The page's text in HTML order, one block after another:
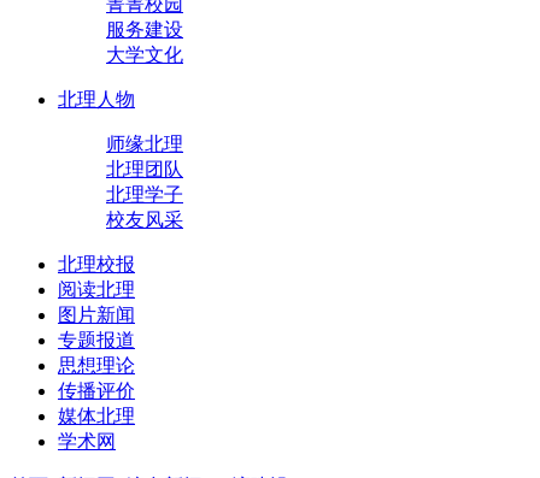
服务建设
大学文化
北理人物
师缘北理
北理团队
北理学子
校友风采
北理校报
阅读北理
图片新闻
专题报道
思想理论
传播评价
媒体北理
学术网